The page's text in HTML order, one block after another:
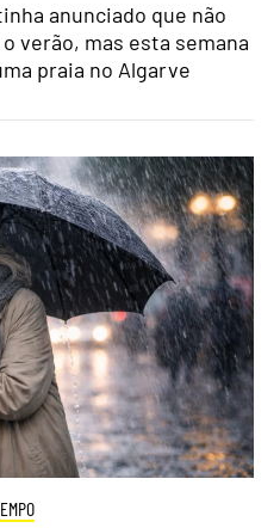
anunciado que não
verão, mas esta semana
praia no Algarve